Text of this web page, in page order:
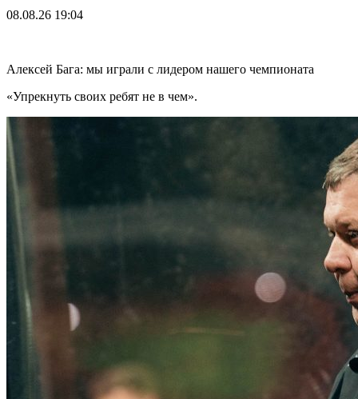
08.08.26 19:04
Алексей Бага: мы играли с лидером нашего чемпионата
«Упрекнуть своих ребят не в чем».